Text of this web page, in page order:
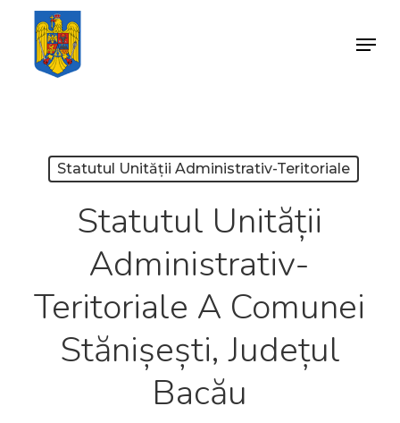
Menu
Statutul Unității Administrativ-Teritoriale
Statutul Unității
Administrativ-
Teritoriale A Comunei
Stănișești, Județul
Bacău